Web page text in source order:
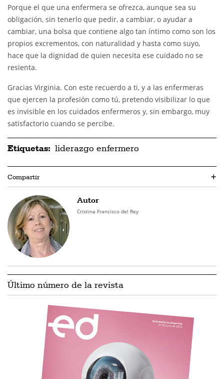
Porque el que una enfermera se ofrezca, aunque sea su
obligación, sin tenerlo que pedir, a cambiar, o ayudar a
cambiar, una bolsa que contiene algo tan íntimo como son los
propios excrementos, con naturalidad y hasta como suyo,
hace que la dignidad de quien necesita ese cuidado no se
resienta.
Gracias Virginia. Con este recuerdo a ti, y a las enfermeras
que ejercen la profesión como tú, pretendo visibilizar lo que
es invisible en los cuidados enfermeros y, sin embargo, muy
satisfactorio cuando se percibe.
Etiquetas: liderazgo enfermero
Compartir +
Autor
Cristina Francisco del Rey
Último número de la revista